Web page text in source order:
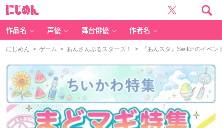
作品名 声優 舞台俳優 作者名
にじめん > ゲーム > あんさんぶるスターズ！ > 『あんスタ』Switchのイベン